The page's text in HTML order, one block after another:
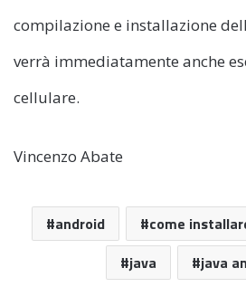
compilazione e installazione
verrà immediatamente anche
cellulare.
Vincenzo Abate
android
come
java
java